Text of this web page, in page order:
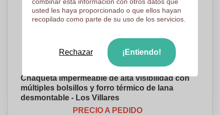
Chaqueta impermeable de alta visibilidad con
múltiples bolsillos y forro térmico de lana
desmontable - Los Villares
PRECIO A PEDIDO
usted les haya proporcionado o que ellos hayan
recopilado como parte de su uso de los servicios.
Rechazar ¡Entiendo!